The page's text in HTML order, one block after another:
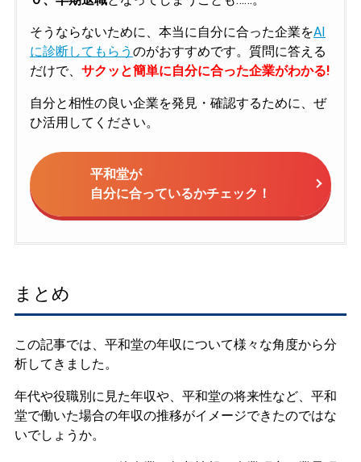
そうならないために、本当に自分に合った企業をAI
に診断してもらう のがおすすめです。質問に答える
だけで、 サクッと簡単に自分に合った企業がわかる!
自分と相性の良い企業を発見・確認するために、ぜ
ひ活用してください。
平和堂が
自分に合っているかチェック！
まとめ
この記事では、平和堂の年収について様々な角度から分
析してきました。
年代や役職別に見た年収や、平和堂の将来性など、平和
堂で働いた場合の年収の推移がイメージできたのではな
いでしょうか。